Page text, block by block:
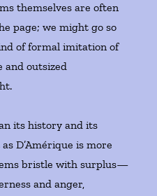
themselves are often
page; we might go so
of formal imitation of
and outsized
its history and its
D’Amérique is more
bristle with surplus—
and anger,